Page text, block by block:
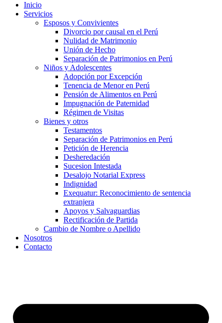
Inicio
Servicios
Esposos y Convivientes
Divorcio por causal en el Perú
Nulidad de Matrimonio
Unión de Hecho
Separación de Patrimonios en Perú
Niños y Adolescentes
Adopción por Excepción
Tenencia de Menor en Perú
Pensión de Alimentos en Perú
Impugnación de Paternidad
Régimen de Visitas
Bienes y otros
Testamentos
Separación de Patrimonios en Perú
Petición de Herencia
Desheredación
Sucesion Intestada
Desalojo Notarial Express
Indignidad
Exequatur: Reconocimiento de sentencia
extranjera
Apoyos y Salvaguardias
Rectificación de Partida
Cambio de Nombre o Apellido
Nosotros
Contacto